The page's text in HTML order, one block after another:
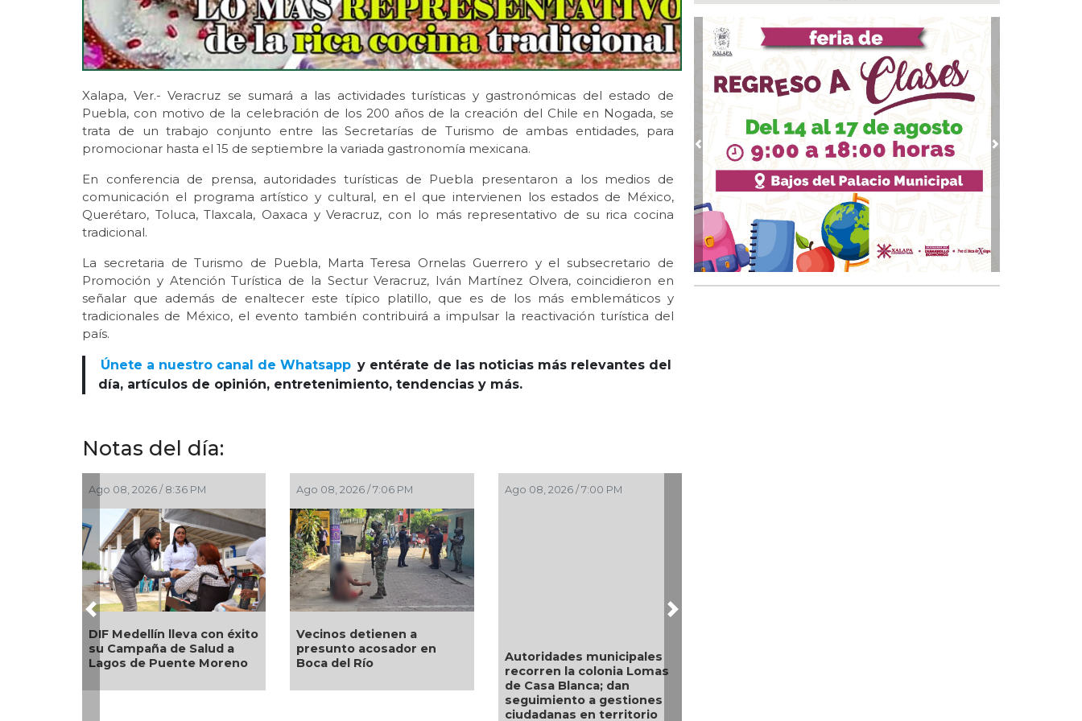
Xalapa, Ver.- Veracruz se sumará a las actividades turísticas y gastronómicas del estado de
Puebla, con motivo de la celebración de los 200 años de la creación del Chile en Nogada, se
trata de un trabajo conjunto entre las Secretarías de Turismo de ambas entidades, para
promocionar hasta el 15 de septiembre la variada gastronomía mexicana.
En conferencia de prensa, autoridades turísticas de Puebla presentaron a los medios de
comunicación el programa artístico y cultural, en el que intervienen los estados de México,
Querétaro, Toluca, Tlaxcala, Oaxaca y Veracruz, con lo más representativo de su rica cocina
tradicional.
La secretaria de Turismo de Puebla, Marta Teresa Ornelas Guerrero y el subsecretario de
Promoción y Atención Turística de la Sectur Veracruz, Iván Martínez Olvera, coincidieron en
señalar que además de enaltecer este típico platillo, que es de los más emblemáticos y
tradicionales de México, el evento también contribuirá a impulsar la reactivación turística del
país.
Únete a nuestro canal de Whatsapp y entérate de las noticias más relevantes del
día, artículos de opinión, entretenimiento, tendencias y más.
Notas del día:
Ago 08, 2026 / 8:36 PM
DIF Medellín lleva con éxito
su Campaña de Salud a
Lagos de Puente Moreno
Ago 08, 2026 / 7:06 PM
Vecinos detienen a
presunto acosador en
Boca del Río
Ago 08, 2026 / 7:00 PM
Autoridades municipales
recorren la colonia Lomas
de Casa Blanca; dan
seguimiento a gestiones
ciudadanas en territorio
Previous Next
Boca del Río
Ago 08, 2026 / 16:53
Localizan una cartulina con mensajes
amenazantes en Papantla!!!
Ago 08, 2026 / 16:45
La ciudad de Veracruz se suma a la Jornada
Nacional de Reforestación 2026
Ago 08, 2026 / 16:34
¿Con o sin espuma?
Ago 08, 2026 / 16:33
Control y confianza:la prueba de la seguridad
Ago 08, 2026 / 15:34
Resguarda Ayuntamiento de Veracruz a canino
en situación de riesgo en zona norte de la ciudad
Previous Next